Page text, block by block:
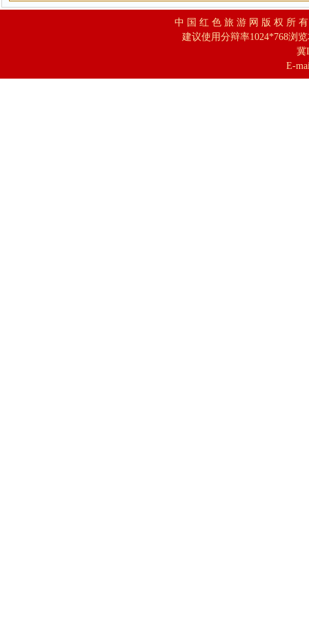
中 国 红 色 旅 游 网 版 权 所
建议使用分辩率1024*768浏
冀
E-